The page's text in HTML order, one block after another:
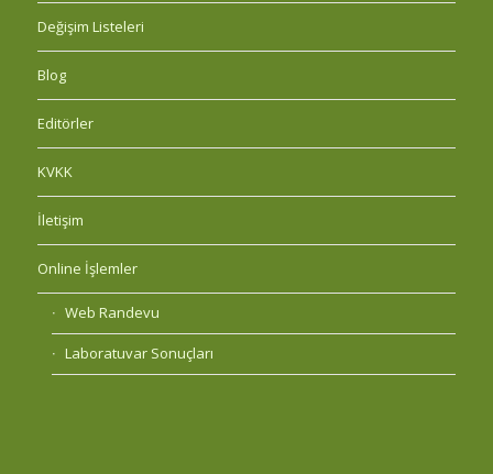
Değişim Listeleri
Blog
Editörler
KVKK
İletişim
Online İşlemler
Web Randevu
Laboratuvar Sonuçları